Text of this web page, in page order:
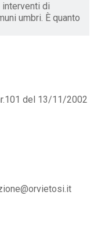
di
umbri. È quanto
del 13/11/2002